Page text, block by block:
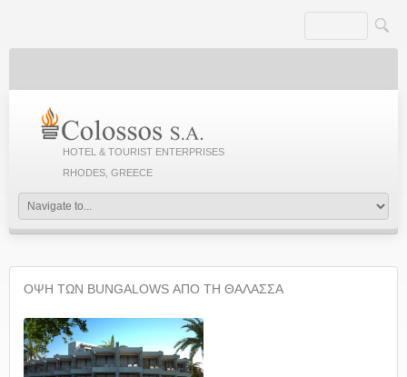
HOTEL & TOURIST ENTERPRISES
RHODES, GREECE
ΟΨΗ ΤΩΝ BUNGALOWS ΑΠΟ ΤΗ ΘΑΛΑΣΣΑ